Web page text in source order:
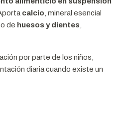
calcio , mineral esencial
de huesos y dientes
por parte de los niños,
diaria cuando existe un